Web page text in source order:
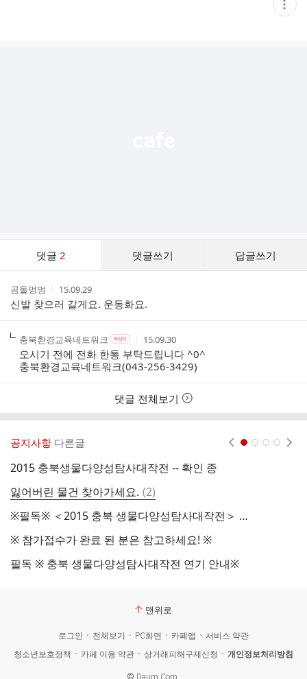
현
재
댓글 2 댓글쓰기 답글쓰기
스
작
성
자
곰돌멍멍
작
성
시
간
15.09.29
신발 찾으러 갈게요. 운동화요.
작
성
자
충북환경교육네트워크 작
성
자
본
인
여
부
작
성
자
작
성
시
간
15.09.30
오시기 전에 전화 한통 부탁드립니다 ^0^
충북환경교육네트워크(043-256-3429)
댓글 전체보기
공지사항 다른글
2015 충북생물다양성탐사대작전 -- 확인 종
잃어버린 물건 찾아가세요. 댓
글
(2)
※필독※ ＜2015 충북 생물다양성탐사대작전＞ 일정 및 최종 공지 안내 - (9.10 수정)
※ 참가접수가 완료 된 분은 참고하세요! ※
필독 ※ 충북 생물다양성탐사대작전 연기 안내※
맨위로
로그인 전체보기 PC화면 카페앱
서비스 약관
청소년보호정책
카페 이용 약관 상거래피해구제신청 개인정보처리방침